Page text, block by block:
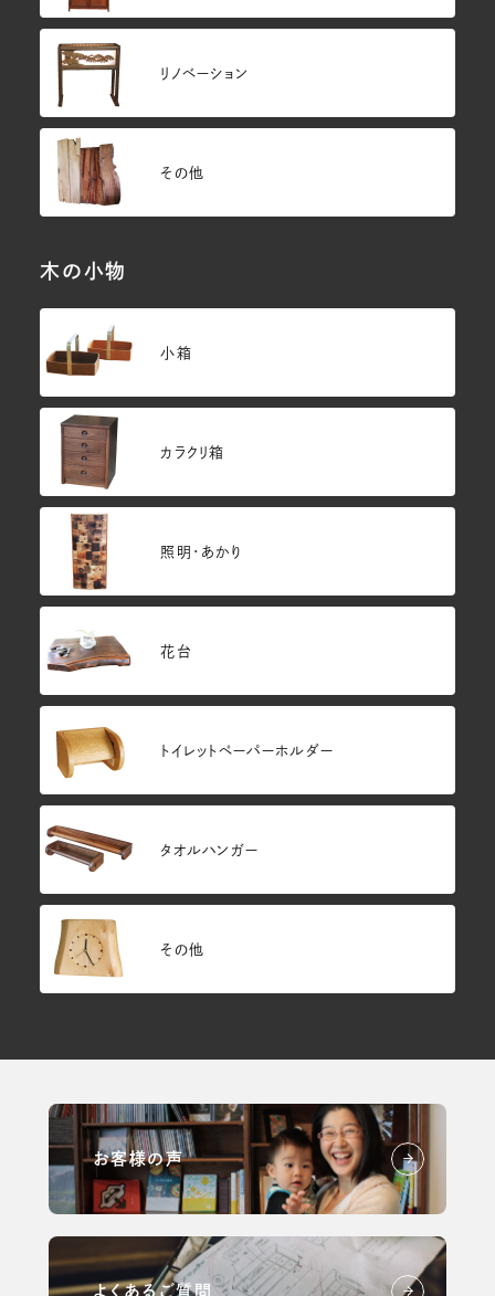
リノベーション
その他
木の小物
小箱
カラクリ箱
照明・あかり
花台
トイレットペーパーホルダー
タオルハンガー
その他
お客様の声
よくあるご質問